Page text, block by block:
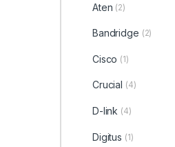
Aten (2)
Bandridge (2)
Cisco (1)
Crucial (4)
D-link (4)
Digitus (1)